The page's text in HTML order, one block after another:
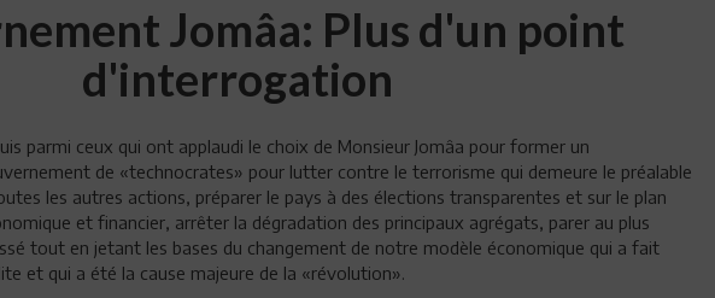
Jomâa: Plus d'un point
d'interrogation
parmi ceux qui ont applaudi le choix de Monsieur Jomâa pour former un
de «technocrates» pour lutter contre le terrorisme qui demeure le préalable
les autres actions, préparer le pays à des élections transparentes et sur le plan
et financier, arrêter la dégradation des principaux agrégats, parer au plus
tout en jetant les bases du changement de notre modèle économique qui a fait
et qui a été la cause majeure de la «révolution».